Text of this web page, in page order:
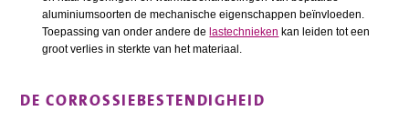
aluminiumsoorten de mechanische eigenschappen beïnvloeden.
Toepassing van onder andere de lastechnieken kan leiden tot een
groot verlies in sterkte van het materiaal.
DE CORROSSIEBESTENDIGHEID